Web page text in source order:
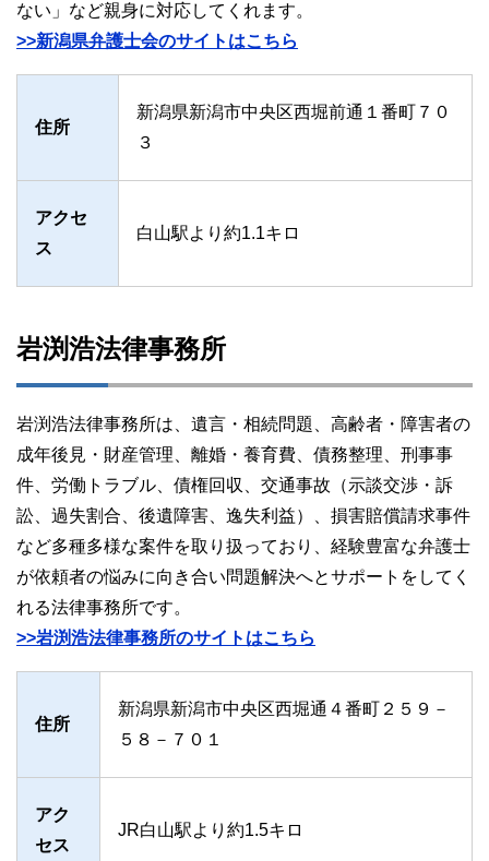
ない」など親身に対応してくれます。
>>新潟県弁護士会のサイトはこちら
住所
新潟県新潟市中央区西堀前通１番町７０
３
アクセ
ス
白山駅より約1.1キロ
岩渕浩法律事務所
岩渕浩法律事務所は、遺言・相続問題、高齢者・障害者の
成年後見・財産管理、離婚・養育費、債務整理、刑事事
件、労働トラブル、債権回収、交通事故（示談交渉・訴
訟、過失割合、後遺障害、逸失利益）、損害賠償請求事件
など多種多様な案件を取り扱っており、経験豊富な弁護士
が依頼者の悩みに向き合い問題解決へとサポートをしてく
れる法律事務所です。
>>岩渕浩法律事務所のサイトはこちら
住所
新潟県新潟市中央区西堀通４番町２５９－
５８－７０１
アク
セス
JR白山駅より約1.5キロ